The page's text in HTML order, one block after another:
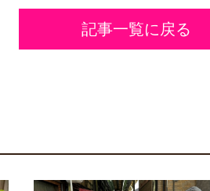
記事一覧に戻る